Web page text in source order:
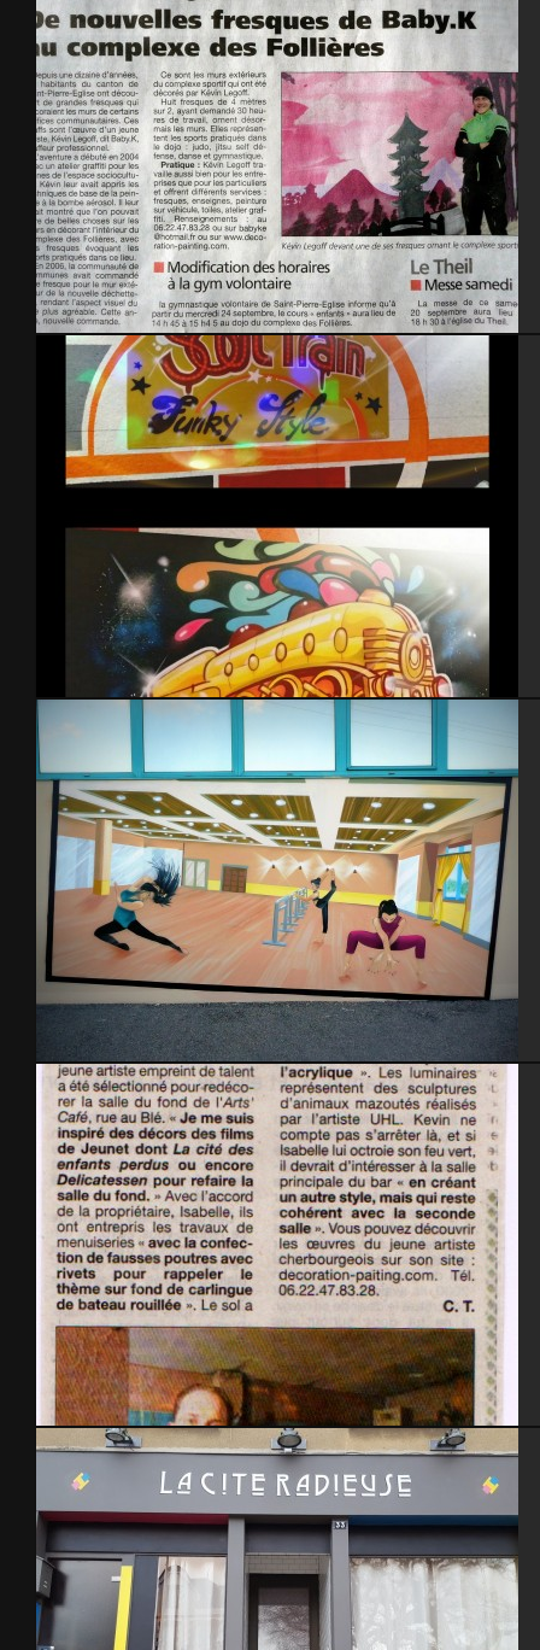
La Presse de la Manche – gymnase St-Pierre Eglise 2014
Soul train – Bressuire 2014
Gymnase St-Pierre Eglise – 2014
Presse